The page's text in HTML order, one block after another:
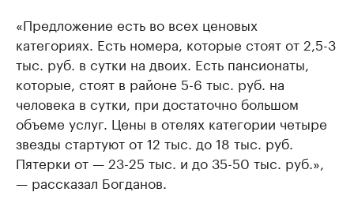
«Предложение есть во всех ценовых
категориях. Есть номера, которые стоят от 2,5-3
тыс. руб. в сутки на двоих. Есть пансионаты,
которые, стоят в районе 5-6 тыс. руб. на
человека в сутки, при достаточно большом
объеме услуг. Цены в отелях категории четыре
звезды стартуют от 12 тыс. до 18 тыс. руб.
Пятерки от — 23-25 тыс. и до 35-50 тыс. руб.»,
— рассказал Богданов.